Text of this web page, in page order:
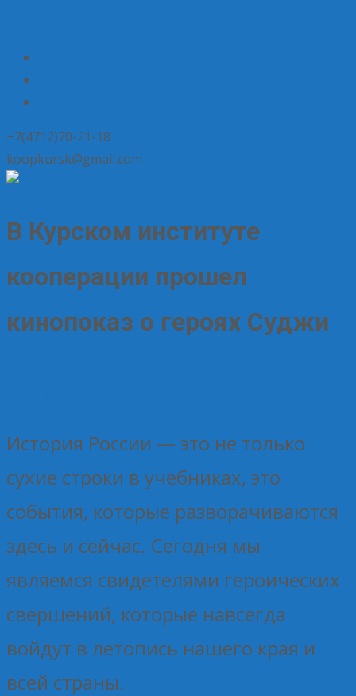
+7(4712)70-21-18
koopkursk@gmail.com
В Курском институте
кооперации прошел
кинопоказ о героях Суджи
История России — это не только
сухие строки в учебниках, это
события, которые разворачиваются
здесь и сейчас. Сегодня мы
являемся свидетелями героических
свершений, которые навсегда
войдут в летопись нашего края и
всей страны.